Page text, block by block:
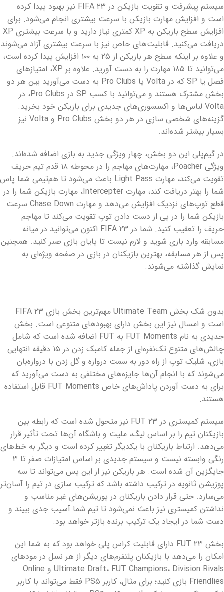
سیستم پیشرفت و تقویت بازیکن در FIFA ۲۳ نیز بهبود پیدا کرده
است و افزایش مهارت بازیکن با سرعت بیشتری انجام می‌شود. برای
افزایش سطح بازیکن به XP کمتری نیاز دارید و با سرعت بیشتری XP
دریافت می‌کنید. قابلیت‌های خاص نیز با سرعت بیشتری آزاد می‌شوند
و علاوه بر اینکه سطح هر بازیکن از ۲۵ به ۱۰۰ افزایش پیدا کرده است،
می‌توانید تا ۱۸۵ مهارت را به دست آورید. علاوه بر XP، امتیازهای
فصل یا SP که در Volta یا Pro Clubs به دست می‌آورید بین هر دو
بخش مشترک هستند و می‌توانید با کسب SP در Pro Clubs، در
Volta لباس‌ها و اکسسوری‌های جدیدی برای بازیکن خود بخرید.
گزینه‌های شخصی سازی در هر دو بخش Pro Clubs و Volta نیز
بسیار بیشتر شده‌اند.
در گیم‌پلی این دو بخش، چهار ویژگی جدید به بازی اضافه شده‌اند.
ویژگی Poacher، مهارت‌های مهاجم را در محوطه ۱۸ قدم تیم حریف
تقویت می‌کند، مهارت Light Pass باعث می‌شود تا هم‌تیمی شما پاس
شما را بهتر دریافت کند، مهارت Intercepter، مهارت بازیکن شما را در
قطع توپ‌های نزدیک افزایش می‌دهد و مهارت Chase Down سرعت
بازیکن شما را در پی از دست دادن توپ تقویت می‌کند تا مهاجم
حریف را تعقیب کنید. شما در FIFA ۲۳ اکنون می‌توانید در میانه
مسابقه وارد بازی شوید و لازم نیست تا پایان بازی صبر کنید. همچنین
پس از هر مسابقه، بهترین بازیکنان در بازی در صفحه ویژه‌ای به
نمایش گذاشته می‌شوند.
بدون شک بخش Ultimate Team مهم‌ترین بخش بازی FIFA ۲۳
است و امسال نیز این بخش دارای بهبودهای متنوعی است. بخش
جدیدی به نام FUT Moments به FUT اضافه شده است که شامل
چالش‌های متنوع تک‌نفره‌ای از جمله کامبک زدن در ۱۵ دقیقه انتهایی
بازی، شلیک توپ از راه دور به سمت دروازه و گل زدن با دروازه‌بان
می‌شوند که با انجام آن‌ها جایزه‌های مختلفی به دست می‌آورید که
برای به دست آوردن پاداش‌های خاص FUT Moments قابل استفاده
هستند.
سیستم کمیستری در FUT ۲۳ نیز متحول شده است که رابطه بین
بازیکنان تیم را بر اساس لیگ،‌ ملیت و باشگاه آن‌ها تحت تأثیر قرار
می‌دهد. ارتباط بازیکنان با یکدیگر تغییر کرده است و دیگر به خط‌های
رنگی وابسته نیست و سیستم جدیدی بر اساس امتیازات صفر تا ۳
جایگزین آن شده است. هر بازیکن نیز از این پس می‌تواند تا سه
پوزیشن ثانویه در ترکیب داشته باشد که ترکیب سازی در تیم را آسان‌تر
می‌سازد. حتی قرار دادن بازیکنان در پوزیشن‌های غیر مناسب و
نداشتن کمیستری نیز باعث نمی‌شود تا تیم شما آسیب جدی ببیند و
دست شما در ایجاد یک ترکیب برنده بازتر خواهد بود.
بخش FUT ۲۳ دارای قابلیت کراس پلی خواهد بود که به شما این
امکان را می‌دهد با بازیکنان پلتفرم‌های دیگر از هر نسل در مودهای
Ultimate Draft، FUT Champions، Division Rivals و Online
Friendlies بازی کنید؛ برای مثال، کاربر PS۵ فقط می‌تواند با کاربر